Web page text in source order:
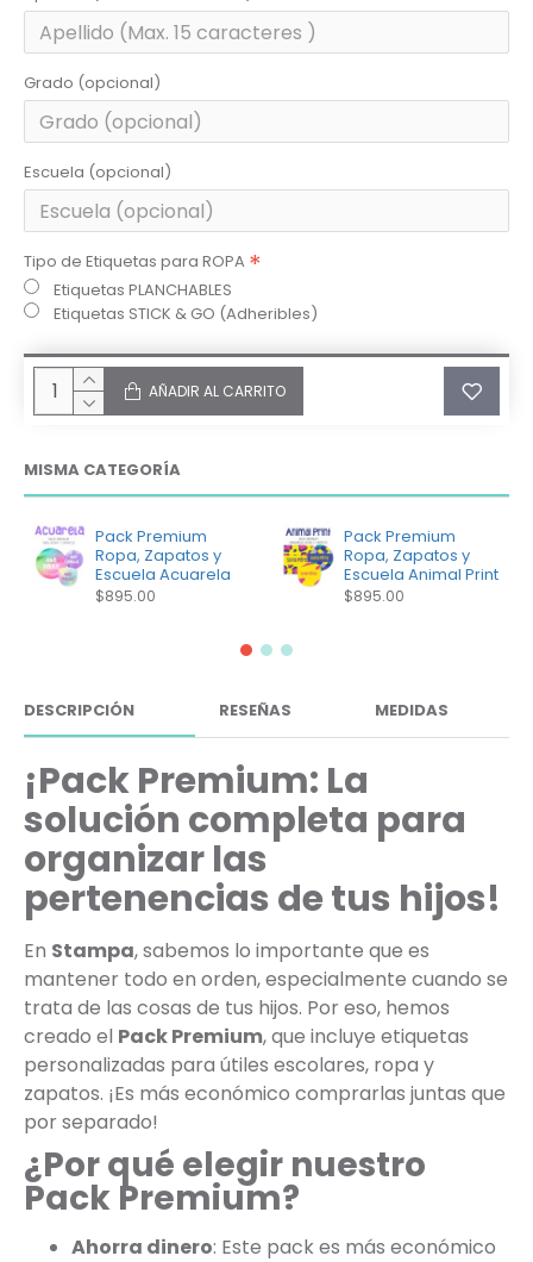
Grado (opcional)
Escuela (opcional)
Tipo de Etiquetas para ROPA
Etiquetas PLANCHABLES
Etiquetas STICK & GO (Adheribles)
AÑADIR AL CARRITO
MISMA CATEGORÍA
Pack Premium
Ropa, Zapatos y
Escuela Acuarela
$895.00
Pack Premium
Ropa, Zapatos y
Escuela Animal Print
$895.00
DESCRIPCIÓN RESEÑAS MEDIDAS
¡Pack Premium: La
solución completa para
organizar las
pertenencias de tus hijos!
En Stampa, sabemos lo importante que es
mantener todo en orden, especialmente cuando se
trata de las cosas de tus hijos. Por eso, hemos
creado el Pack Premium, que incluye etiquetas
personalizadas para útiles escolares, ropa y
zapatos. ¡Es más económico comprarlas juntas que
por separado!
¿Por qué elegir nuestro
Pack Premium?
Ahorra dinero: Este pack es más económico